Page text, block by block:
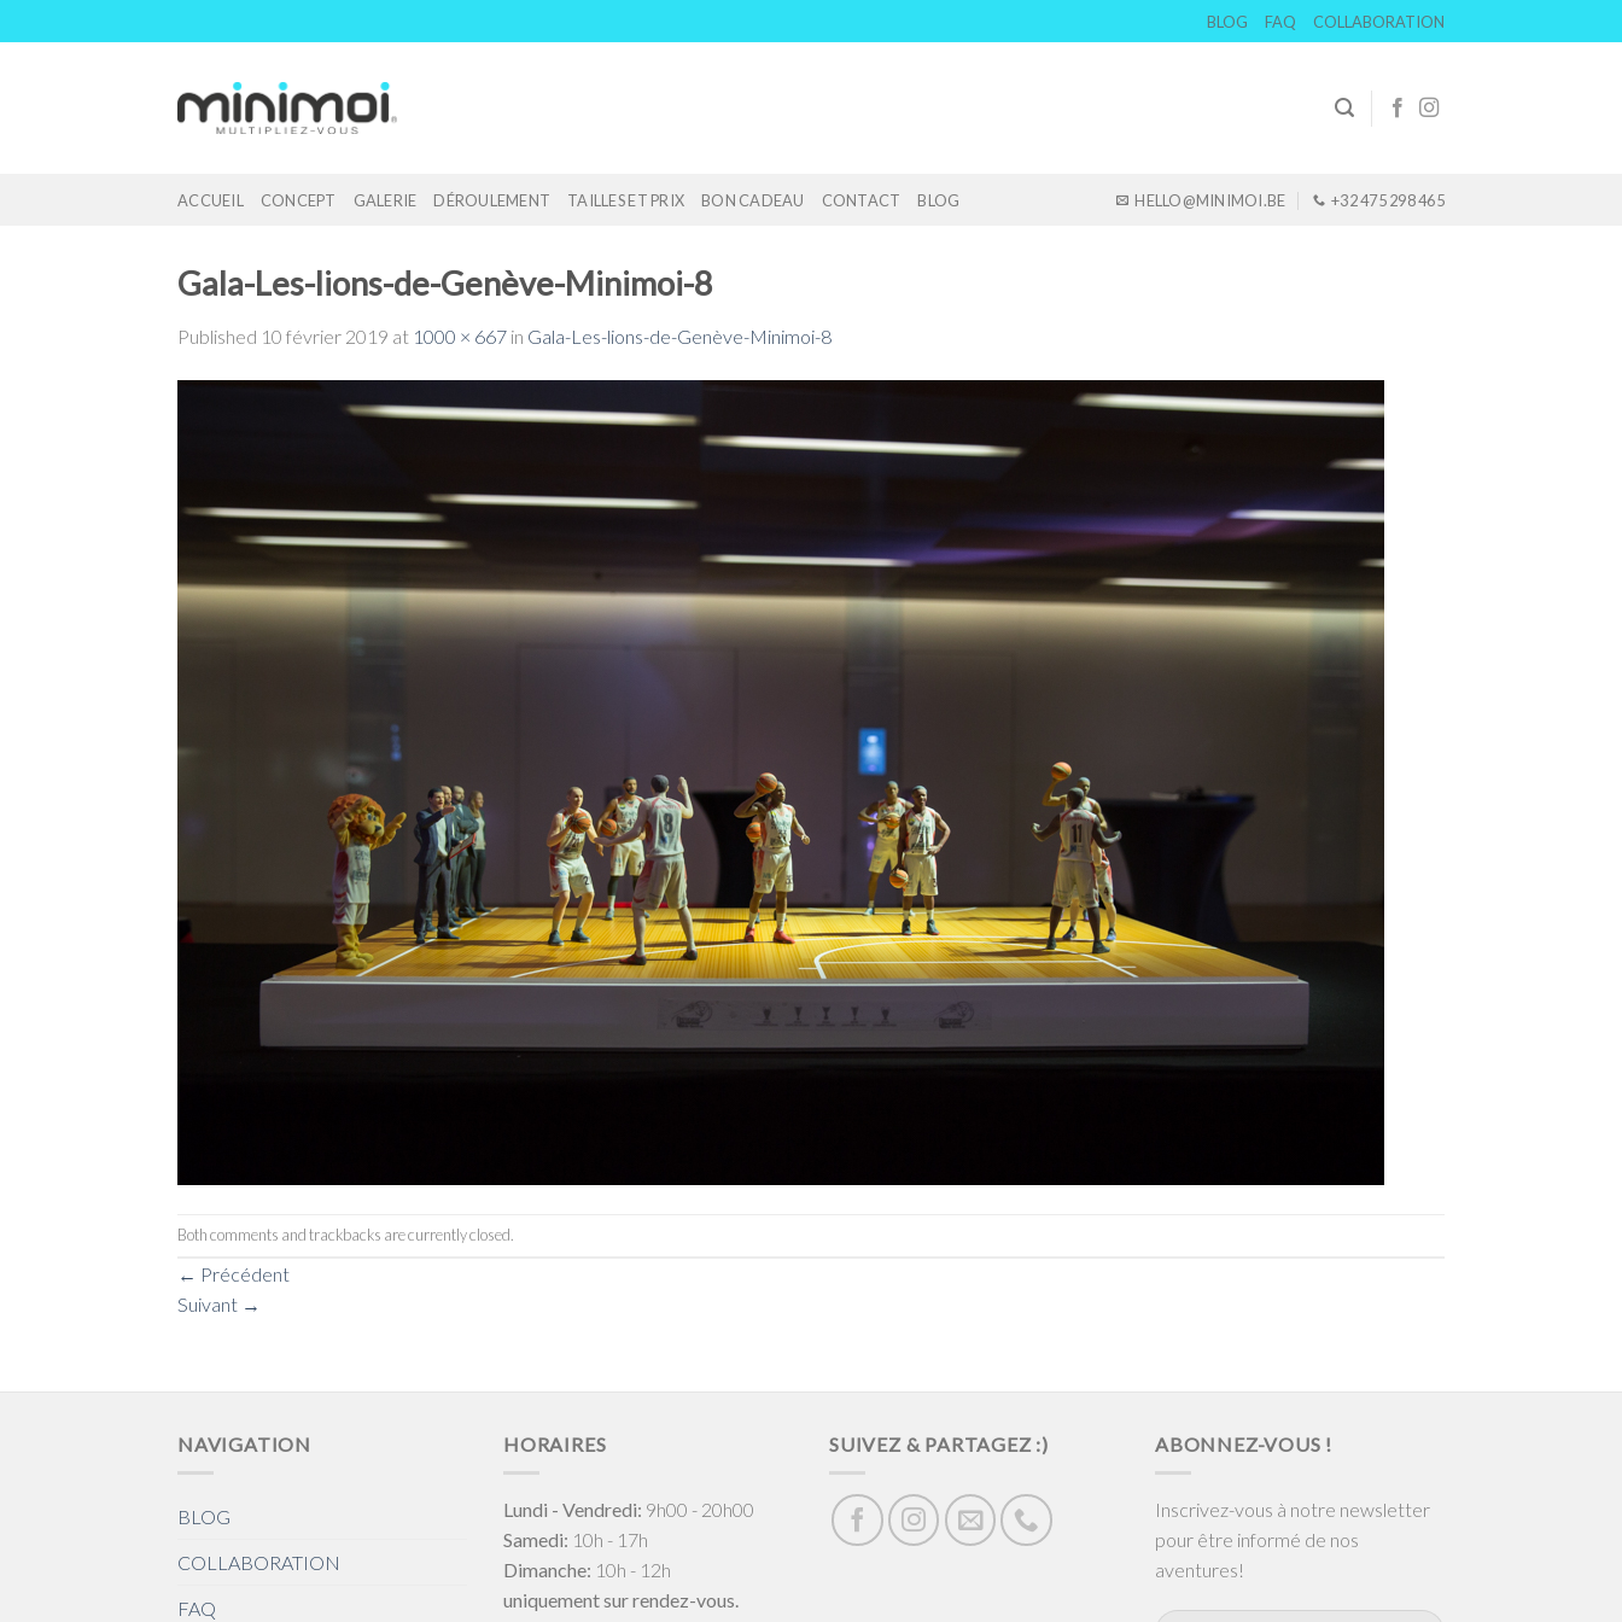
to
BLOG FAQ COLLABORATION
ACCUEIL CONCEPT GALERIE DÉROULEMENT TAILLES ET PRIX BON CADEAU CONTACT BLOG HELLO@MINIMOI.BE +32 475 298 465
Gala-Les-lions-de-Genève-Minimoi-8
Published 10 février 2019 at 1000 × 667 in Gala-Les-lions-de-Genève-Minimoi-8
Both comments and trackbacks are currently closed.
← Précédent
Suivant →
NAVIGATION
BLOG
COLLABORATION
FAQ
HORAIRES
Lundi - Vendredi: 9h00 - 20h00
Samedi: 10h - 17h
Dimanche: 10h - 12h
uniquement sur rendez-vous.
SUIVEZ & PARTAGEZ :) ABONNEZ-VOUS !
Inscrivez-vous à notre newsletter
pour être informé de nos
aventures!